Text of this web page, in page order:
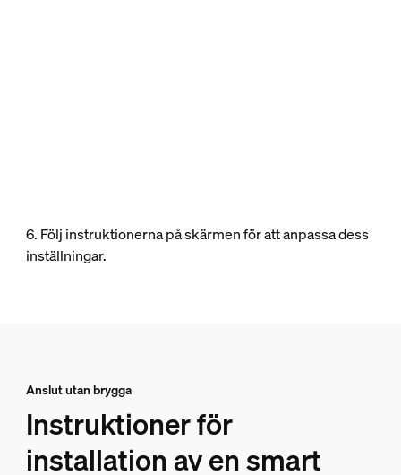
6. Följ instruktionerna på skärmen för att anpassa dess
inställningar.
Anslut utan brygga
Instruktioner för
installation av en smart